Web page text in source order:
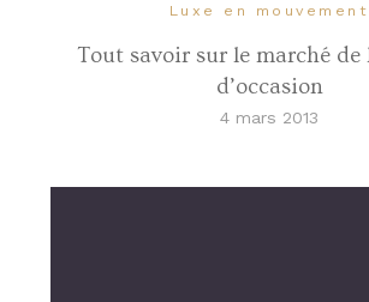
Luxe en mouvement
Tout savoir sur le marché de
d’occasion
4 mars 2013